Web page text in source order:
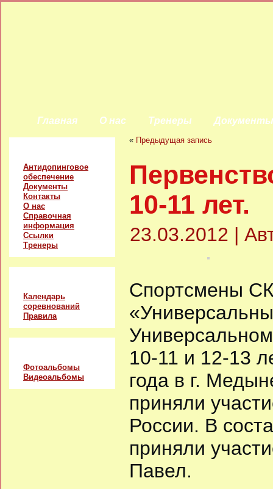
Главная О нас Тренеры Документы
Антидопинговое
обеспечение
Документы
Контакты
О нас
Справочная
информация
Ссылки
Тренеры
Календарь
соревнований
Правила
Фотоальбомы
Видеоальбомы
« Предыдущая запись
10-11 лет.
23.03.2012 |
Спортсмены
10-11 и 12-13
года в г.
приняли
России. В
приняли
Павел.